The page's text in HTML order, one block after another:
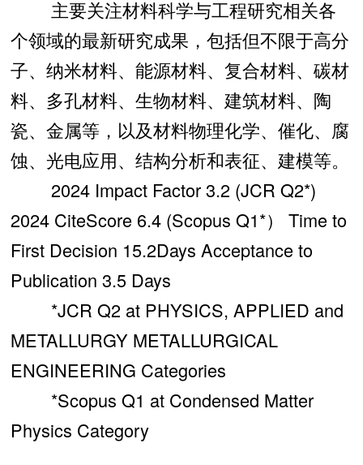
主要关注材料科学与工程研究相关各
个领域的最新研究成果，包括但不限于高分
子、纳米材料、能源材料、复合材料、碳材
料、多孔材料、生物材料、建筑材料、陶
瓷、金属等，以及材料物理化学、催化、腐
蚀、光电应用、结构分析和表征、建模等。
2024 Impact Factor 3.2 (JCR Q2*)
2024 CiteScore 6.4 (Scopus Q1*） Time to
First Decision 15.2Days Acceptance to
Publication 3.5 Days
*JCR Q2 at PHYSICS, APPLIED and
METALLURGY METALLURGICAL
ENGINEERING Categories
*Scopus Q1 at Condensed Matter
Physics Category